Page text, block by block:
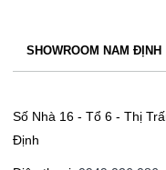
SHOWROOM NAM ĐỊNH
Số Nhà 16 - Tổ 6 - Thị
Định